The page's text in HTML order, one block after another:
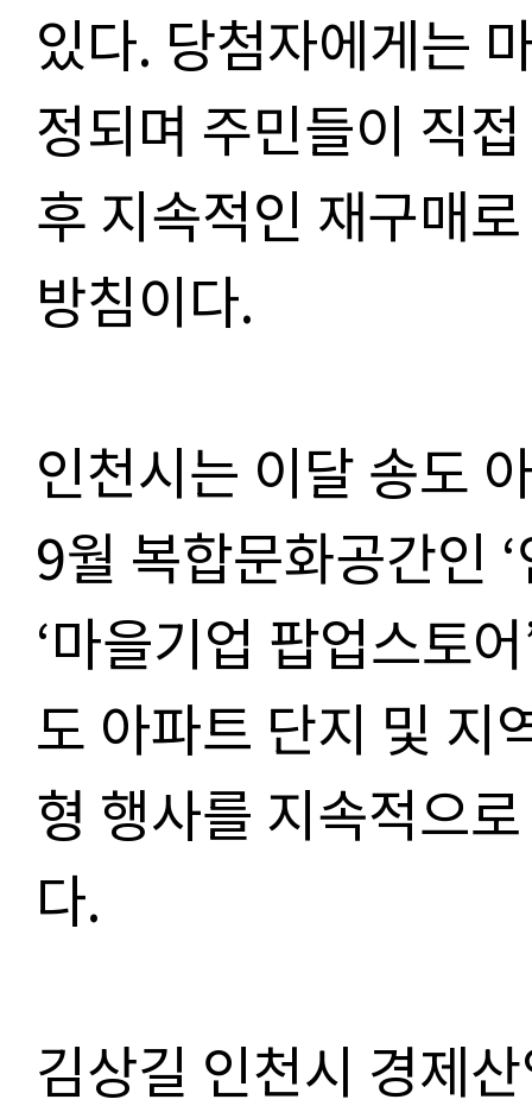
있다. 당첨자에게는
정되며 주민들이 직
후 지속적인 재구매
방침이다.
인천시는 이달 송도
9월 복합문화공간인 ‘
‘마을기업 팝업스토어
도 아파트 단지 및 지
형 행사를 지속적으
다.
김상길 인천시 경제